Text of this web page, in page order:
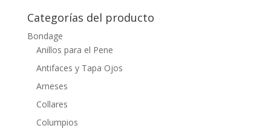
Categorías del producto
Bondage
Anillos para el Pene
Antifaces y Tapa Ojos
Arneses
Collares
Columpios